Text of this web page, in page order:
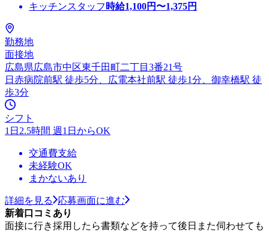
キッチンスタッフ 時給1,100円〜1,375円
勤務地
面接地
広島県広島市中区東千田町二丁目3番21号
日赤病院前駅 徒歩5分、広電本社前駅 徒歩1分、御幸橋駅 徒
歩3分
シフト
1日2.5時間 週1日からOK
交通費支給
未経験OK
まかないあり
詳細を見る
応募画面に進む
新着口コミあり
面接に行き採用したら書類などを持って後日また伺わせても